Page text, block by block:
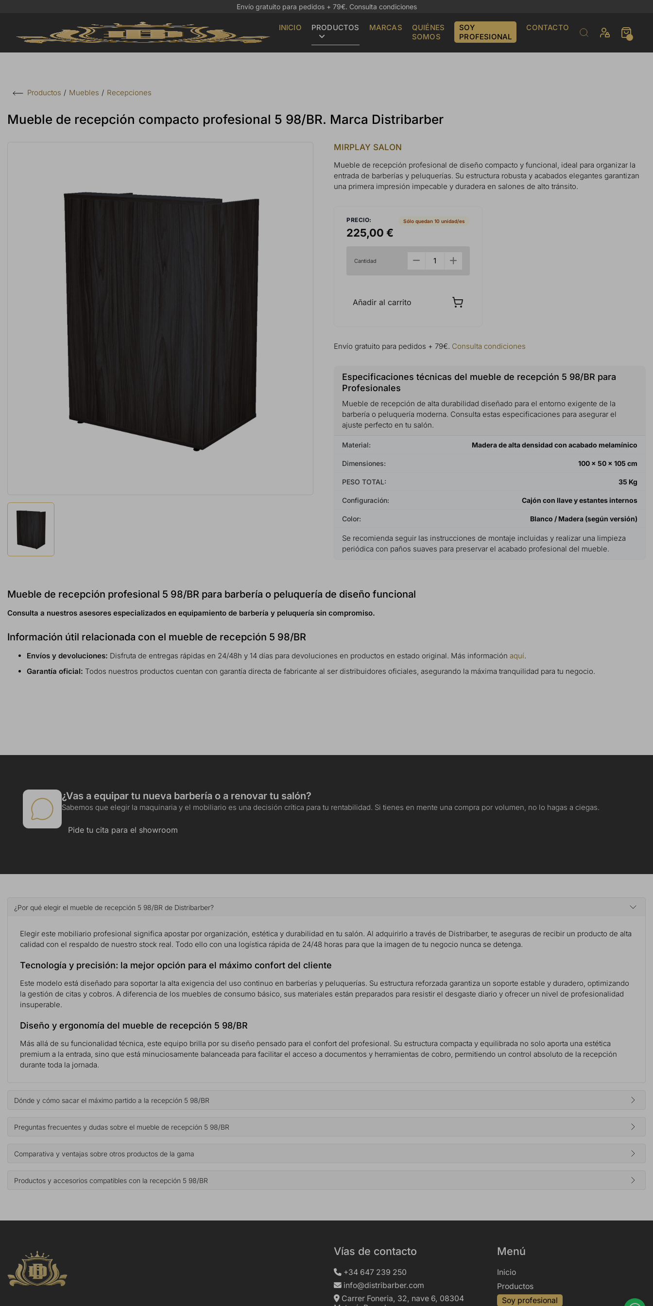
Envío gratuito para pedidos + 79€. Consulta condiciones
INICIO PRODUCTOS MARCAS
QUIÉNES
SOMOS
SOY
PROFESIONAL
CONTACTO
Productos Muebles Recepciones
Mueble de recepción compacto profesional 5 98/BR. Marca Distribarber
MIRPLAY SALON
Mueble de recepción profesional de diseño compacto y funcional, ideal para organizar la
entrada de barberías y peluquerías. Su estructura robusta y acabados elegantes garantizan
una primera impresión impecable y duradera en salones de alto tránsito.
PRECIO:
225,00 €
Sólo quedan 10 unidad/es
Cantidad
Añadir al carrito
Envío gratuito para pedidos + 79€. Consulta condiciones
Especificaciones técnicas del mueble de recepción 5 98/BR para
Profesionales
Mueble de recepción de alta durabilidad diseñado para el entorno exigente de la
barbería o peluquería moderna. Consulta estas especificaciones para asegurar el
ajuste perfecto en tu salón.
Material: Madera de alta densidad con acabado melamínico
Dimensiones: 100 x 50 x 105 cm
PESO TOTAL: 35 Kg
Configuración: Cajón con llave y estantes internos
Color: Blanco / Madera (según versión)
Se recomienda seguir las instrucciones de montaje incluidas y realizar una limpieza
periódica con paños suaves para preservar el acabado profesional del mueble.
Mueble de recepción profesional 5 98/BR para barbería o peluquería de diseño funcional
Consulta a nuestros asesores especializados en equipamiento de barbería y peluquería sin compromiso.
Información útil relacionada con el mueble de recepción 5 98/BR
Envíos y devoluciones: Disfruta de entregas rápidas en 24/48h y 14 días para devoluciones en productos en estado original. Más información aquí.
Garantía oficial: Todos nuestros productos cuentan con garantía directa de fabricante al ser distribuidores oficiales, asegurando la máxima tranquilidad para tu negocio.
¿Vas a equipar tu nueva barbería o a renovar tu salón?
Sabemos que elegir la maquinaria y el mobiliario es una decisión crítica para tu rentabilidad. Si tienes en mente una compra por volumen, no lo hagas a ciegas.
Pide tu cita para el showroom
¿Por qué elegir el mueble de recepción 5 98/BR de Distribarber?
Elegir este mobiliario profesional significa apostar por organización, estética y durabilidad en tu salón. Al adquirirlo a través de Distribarber, te aseguras de recibir un producto de alta
calidad con el respaldo de nuestro stock real. Todo ello con una logística rápida de 24/48 horas para que la imagen de tu negocio nunca se detenga.
Tecnología y precisión: la mejor opción para el máximo confort del cliente
Este modelo está diseñado para soportar la alta exigencia del uso continuo en barberías y peluquerías. Su estructura reforzada garantiza un soporte estable y duradero, optimizando
la gestión de citas y cobros. A diferencia de los muebles de consumo básico, sus materiales están preparados para resistir el desgaste diario y ofrecer un nivel de profesionalidad
insuperable.
Diseño y ergonomía del mueble de recepción 5 98/BR
Más allá de su funcionalidad técnica, este equipo brilla por su diseño pensado para el confort del profesional. Su estructura compacta y equilibrada no solo aporta una estética
premium a la entrada, sino que está minuciosamente balanceada para facilitar el acceso a documentos y herramientas de cobro, permitiendo un control absoluto de la recepción
durante toda la jornada.
Dónde y cómo sacar el máximo partido a la recepción 5 98/BR
Preguntas frecuentes y dudas sobre el mueble de recepción 5 98/BR
Comparativa y ventajas sobre otros productos de la gama
Productos y accesorios compatibles con la recepción 5 98/BR
Vías de contacto
+34 647 239 250
info@distribarber.com
Carrer Foneria, 32, nave 6, 08304
Menú
Inicio
Productos
Soy profesional